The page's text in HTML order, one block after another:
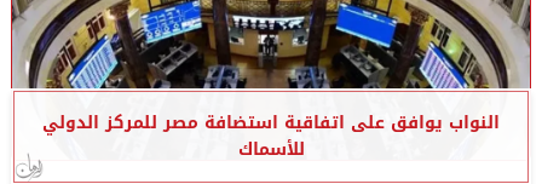
النواب يوافق على اتفاقية استضافة مصر للمركز الدولي
للأسماك